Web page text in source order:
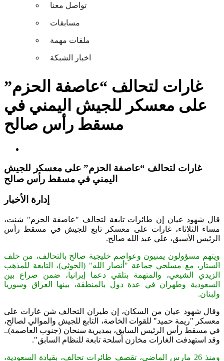
تواصل معنا
مسابقات
ملفات مهمة
اخبار الشبكة
غارات لتحالف “عاصفة الحزم”
على معسكر للجيش اليمني في
مسقط رأس صالح
غارات لتحالف “عاصفة الحزم” على معسكر للجيش
اليمني في مسقط رأس صالح
إدارة الأخبار
قال شهود عيان إن طائرات تابعة لتحالف "عاصفة الحزم" شنت،
مساء الثلاثاء، غارات على معسكر تابع للجيش في مسقط رأس
الرئيس الأسبق، علي عبد الله صالح.
ويتهم مسؤولون يمنيون وعواصم خليجية صالح بالتحالف، من خلف
الستار، مع مسلحي جماعة "أنصار الله" (الحوثي)، التابعة للمذهب
الزيدي الشيعي، والمتهمة بتلقي دعما إيرانيا، ضمن صراع بين
السعودية وطهران في عدة دول بالمنطقة، بينها العراق وسوريا
ولبنان.
وقال شهود عيان من السكان، إن طيران التحالف شن غارات على
معسكر "ريمة حميد" للقوات الخاصة، التابع للجيش والموالي لصالح،
في مسقط رأس الرئيس السابق، بمديرية سنحان (جنوب العاصمة)..
وقد استهدفت الغارات مخازن أسلحة تابعة للنظام السابق".
ومنذ 26 مارس الماضي، تقصف طائرات تحالف، بقيادة السعودية،